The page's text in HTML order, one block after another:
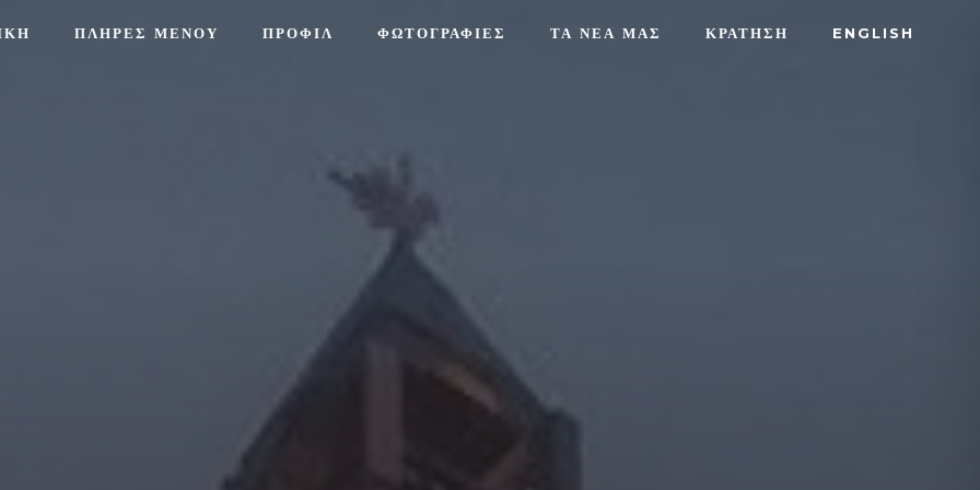
ΠΛΗΡΕΣ ΜΕΝΟΥ ΠΡΟΦΊΛ ΦΩΤΟΓΡΑΦΊΕΣ ΤΑ ΝΕΑ ΜΑΣ ΚΡΑΤΗΣΗ ENGLISH